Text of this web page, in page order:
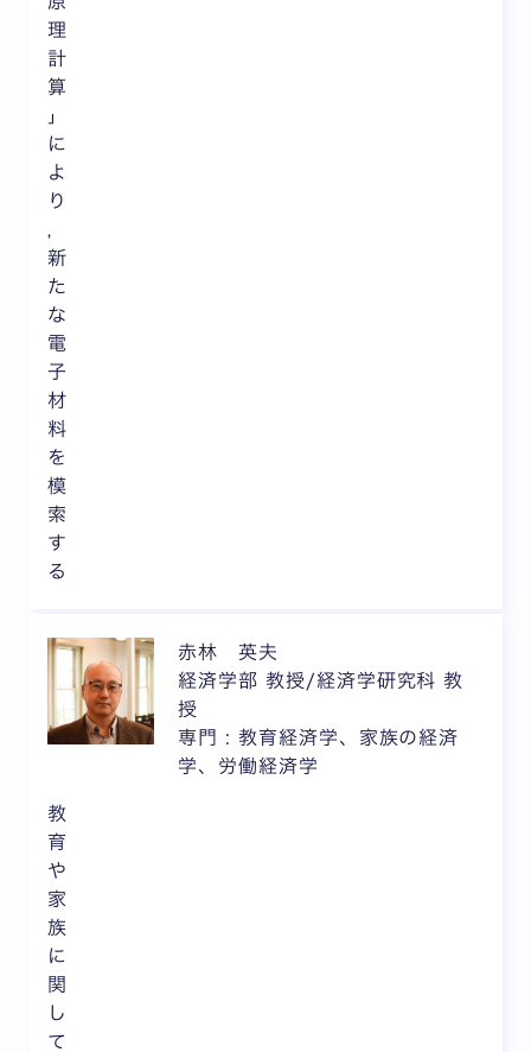
理
計
算
」
に
よ
り
新
た
な
電
子
材
料
を
模
索
す
る
赤林 英夫
経済学部 教授/経済学研究科 教
授
専門 : 教育経済学、家族の経済
学、労働経済学
教
育
や
家
族
に
関
し
て